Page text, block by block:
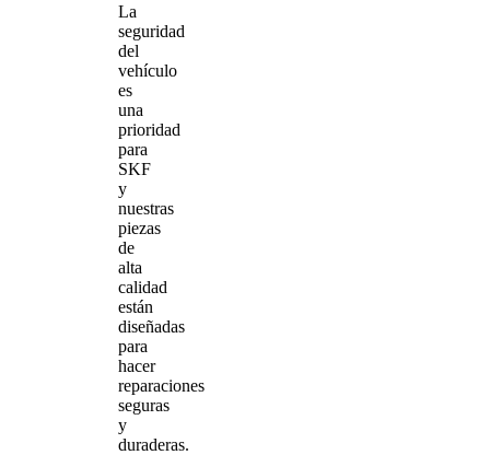
La
seguridad
del
vehículo
es
una
prioridad
para
SKF
y
nuestras
piezas
de
alta
calidad
están
diseñadas
para
hacer
reparaciones
seguras
y
duraderas.